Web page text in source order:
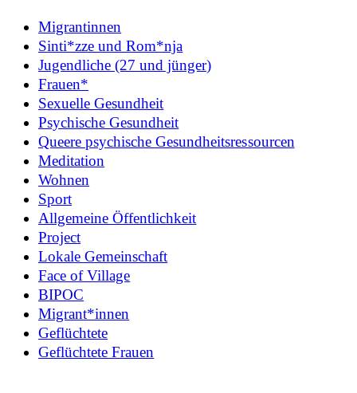
Migrantinnen
Sinti*zze und Rom*nja
Jugendliche (27 und jünger)
Frauen*
Sexuelle Gesundheit
Psychische Gesundheit
Queere psychische Gesundheitsressourcen
Meditation
Wohnen
Sport
Allgemeine Öffentlichkeit
Project
Lokale Gemeinschaft
Face of Village
BIPOC
Migrant*innen
Geflüchtete
Geflüchtete Frauen